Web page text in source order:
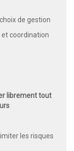
de gestion
et coordination
librement tout
les risques